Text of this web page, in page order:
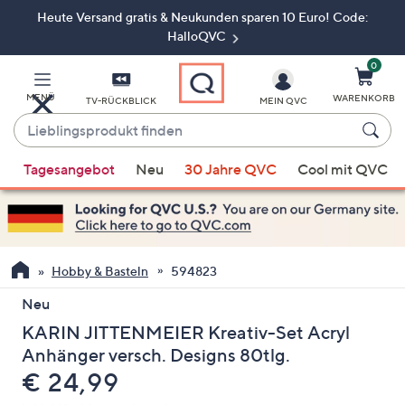
ZumHeute Versand gratis & Neukunden sparen 10 Euro! Code:
HalloQVC
MENÜ TV-RÜCKBLICK
Lieblingsprodukt
finden
Vorschläge
verfügbar
sind,
verwenden
Sie
die
Pfeiltasten
nach
oben
und
nach
MEIN QVC
0
WARENKORB
Tagesangebot Neu 30 Jahre QVC Cool mit QVC
Hobby & Basteln 594823
Neu
KARIN JITTENMEIER Kreativ-Set Acryl
Anhänger versch. Designs 80tlg.
Gelöscht
€ 24,99